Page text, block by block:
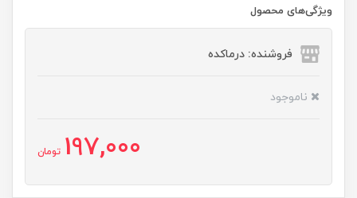
ویژگی‌های محصول
فروشنده: درماکده
ناموجود
197,000 تومان